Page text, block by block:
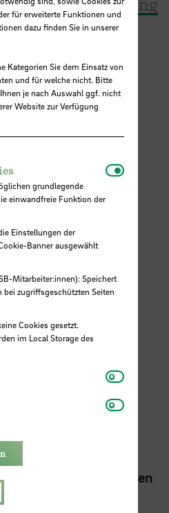
StuBBS
HSB
mit KI. Zeit sparen
für erweiterte Funktionen und
dazu finden Sie in unserer
Kategorien Sie dem Einsatz von
und für welche nicht. Bitte
je nach Auswahl ggf. nicht
Website zur Verfügung
grundlegende
einwandfreie Funktion der
Einstellungen der
Banner ausgewählt
Mitarbeiter:innen): Speichert
zugriffsgeschützten Seiten
Cookies gesetzt.
im Local Storage des
Matomo
Youtube